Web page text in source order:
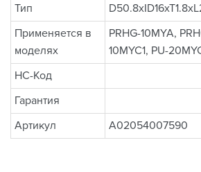
Тип
Применяется в
моделях
PRHG-10MYA,
10MYC1, PU-
НС-Код
Гарантия
Артикул
A02054007590